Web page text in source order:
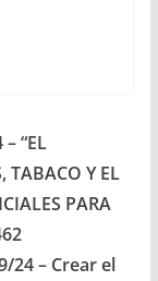
“EL
TABACO Y EL
PARA
24 – Crear el